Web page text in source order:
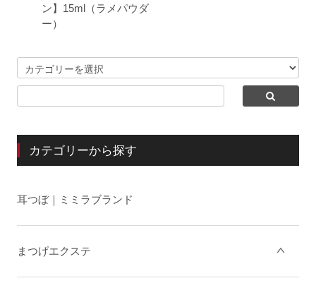
ン】15ml（ラメパウダ
ー）
カテゴリーから探す
耳つぼ｜ミミラブランド
まつげエクステ